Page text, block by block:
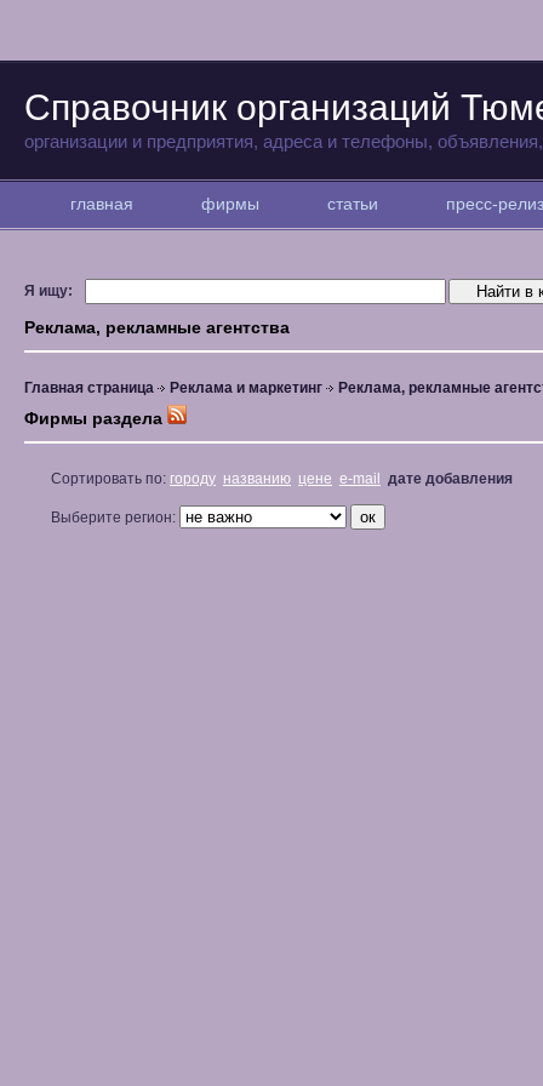
Справочник организаций
организации и предприятия, адреса и телефоны,
главная фирмы статьи пресс-
Я ищу:
Реклама, рекламные агентства
Главная страница Реклама и маркетинг Реклама, рекламные
Фирмы раздела
Сортировать по: городу названию цене e-mail дате добавления
Выберите регион: